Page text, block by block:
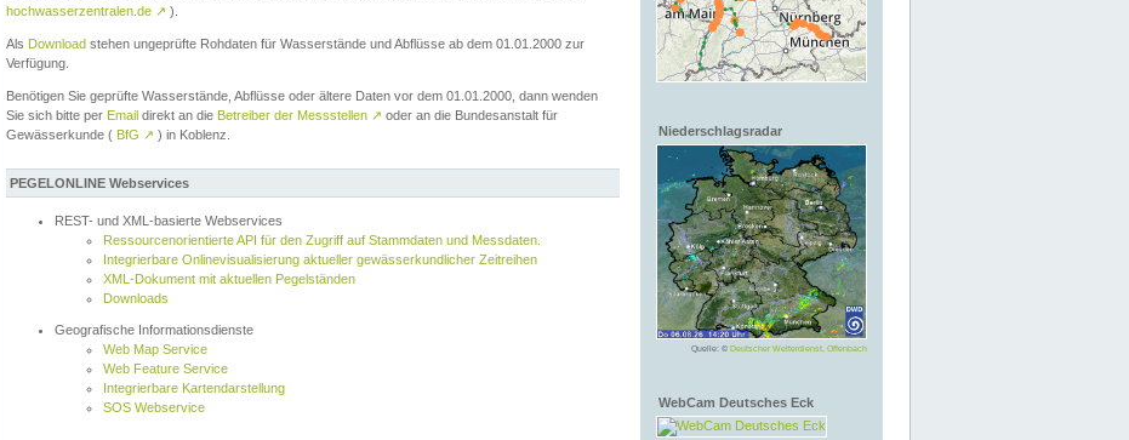
Niederschlagsradar
Quelle: © Deutscher Wetterdienst, Offenbach
WebCam Deutsches Eck
hochwasserzentralen.de ↗ ).
Als Download stehen ungeprüfte Rohdaten für Wasserstände und Abflüsse ab dem 01.01.2000 zur
Verfügung.
Benötigen Sie geprüfte Wasserstände, Abflüsse oder ältere Daten vor dem 01.01.2000, dann wenden
Sie sich bitte per Email direkt an die Betreiber der Messstellen ↗ oder an die Bundesanstalt für
Gewässerkunde ( BfG ↗ ) in Koblenz.
PEGELONLINE Webservices
REST- und XML-basierte Webservices
Ressourcenorientierte API für den Zugriff auf Stammdaten und Messdaten.
Integrierbare Onlinevisualisierung aktueller gewässerkundlicher Zeitreihen
XML-Dokument mit aktuellen Pegelständen
Downloads
Geografische Informationsdienste
Web Map Service
Web Feature Service
Integrierbare Kartendarstellung
SOS Webservice